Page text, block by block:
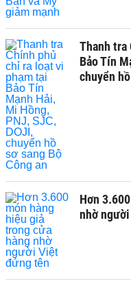
Thanh tra
Bảo Tín
chuyển
Hơn
nhờ